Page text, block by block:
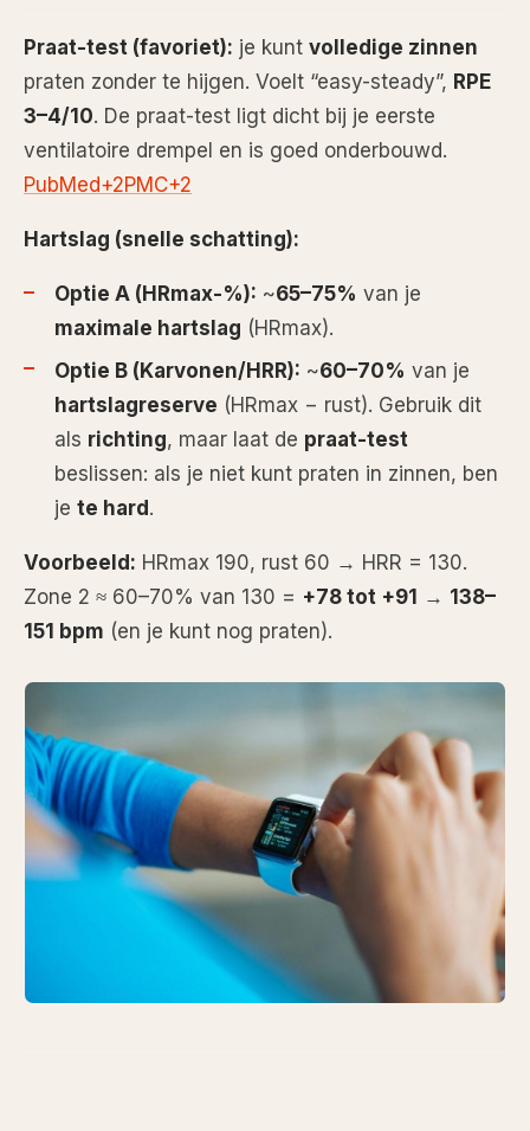
Praat-test (favoriet): je kunt volledige zinnen
praten zonder te hijgen. Voelt “easy-steady”, RPE
3–4/10. De praat-test ligt dicht bij je eerste
ventilatoire drempel en is goed onderbouwd.
PubMed+2PMC+2
Hartslag (snelle schatting):
Optie A (HRmax-%): ~65–75% van je
maximale hartslag (HRmax).
Optie B (Karvonen/HRR): ~60–70% van je
hartslagreserve (HRmax − rust). Gebruik dit
als richting, maar laat de praat-test
beslissen: als je niet kunt praten in zinnen, ben
je te hard.
Voorbeeld: HRmax 190, rust 60 → HRR = 130.
Zone 2 ≈ 60–70% van 130 = +78 tot +91 → 138–
151 bpm (en je kunt nog praten).